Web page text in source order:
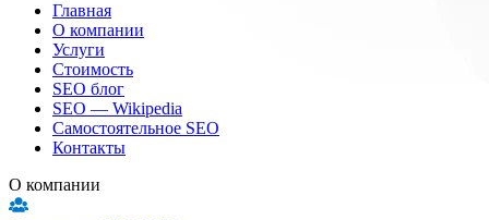
Главная
О компании
Услуги
Стоимость
SEO блог
SEO — Wikipedia
Самостоятельное SEO
Контакты
О компании